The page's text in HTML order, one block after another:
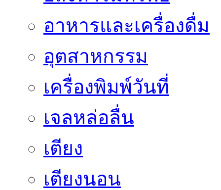
อาหารและเครื่องดื่ม
อุตสาหกรรม
เครื่องพิมพ์วันที่
เจลหล่อลื่น
เตียง
เตียงนอน